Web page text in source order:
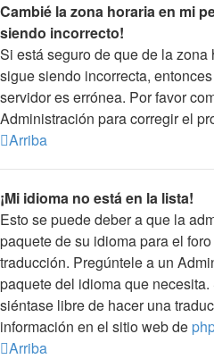
Cambié la zona horaria en mi
siendo incorrecto!
Si está seguro de que de la
sigue siendo incorrecta,
servidor es errónea. Por favor
Administración para corregir el
Arriba
¡Mi idioma no está en la lista!
Esto se puede deber a que la
paquete de su idioma para el
traducción. Pregúntele a un
paquete del idioma que
siéntase libre de hacer una
información en el sitio web de
Arriba